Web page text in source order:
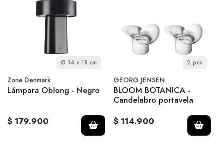
Ø 14 x 18 cm
Zone Denmark
Lámpara Oblong - Negro
$ 179.900
2 pcs
GEORG JENSEN
BLOOM BOTANICA -
Candelabro portavela
$ 114.900